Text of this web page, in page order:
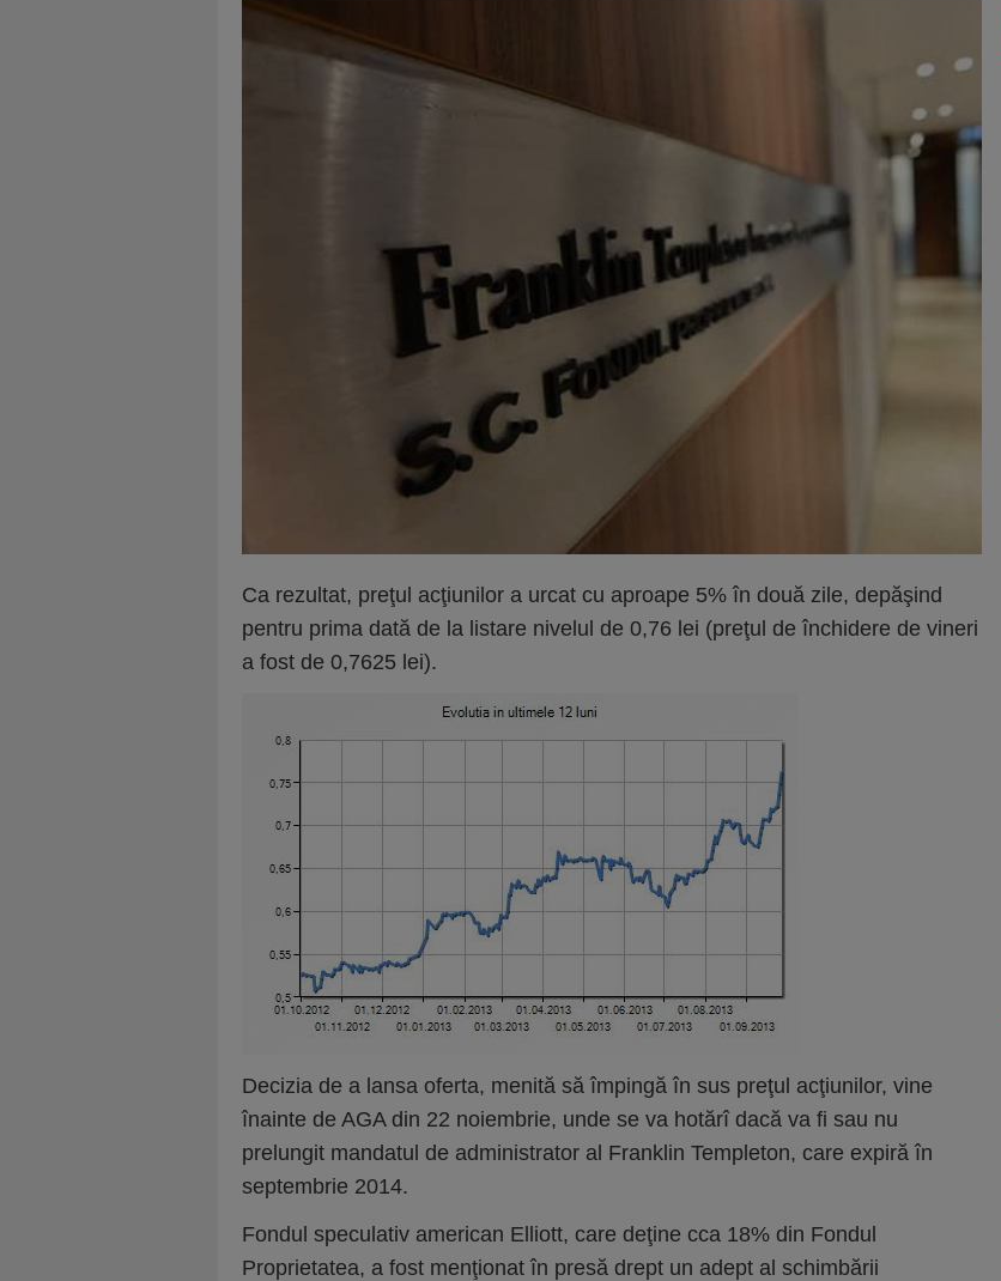
Ca rezultat, preţul acţiunilor a urcat cu aproape 5% în două zile, depăşind
pentru prima dată de la listare nivelul de 0,76 lei (preţul de închidere de vineri
a fost de 0,7625 lei).
Decizia de a lansa oferta, menită să împingă în sus preţul acţiunilor, vine
înainte de AGA din 22 noiembrie, unde se va hotărî dacă va fi sau nu
prelungit mandatul de administrator al Franklin Templeton, care expiră în
septembrie 2014.
Fondul speculativ american Elliott, care deţine cca 18% din Fondul
Proprietatea, a fost menţionat în presă drept un adept al schimbării